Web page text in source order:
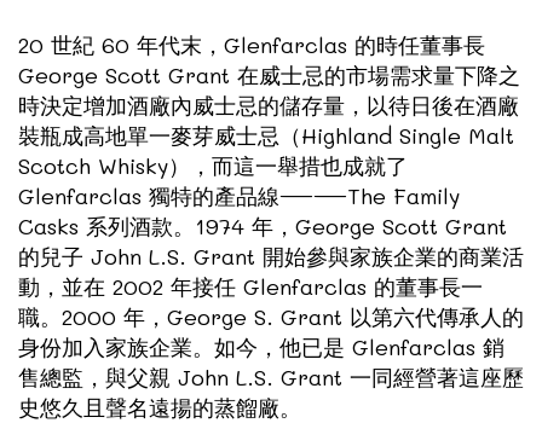
20 世紀 60 年代末，Glenfarclas 的時任董事長
George Scott Grant 在威士忌的市場需求量下降之
時決定增加酒廠內威士忌的儲存量，以待日後在酒廠
裝瓶成高地單一麥芽威士忌（Highland Single Malt
Scotch Whisky），而這一舉措也成就了
Glenfarclas 獨特的產品線——The Family
Casks 系列酒款。1974 年，George Scott Grant
的兒子 John L.S. Grant 開始參與家族企業的商業活
動，並在 2002 年接任 Glenfarclas 的董事長一
職。2000 年，George S. Grant 以第六代傳承人的
身份加入家族企業。如今，他已是 Glenfarclas 銷
售總監，與父親 John L.S. Grant 一同經營著這座歷
史悠久且聲名遠揚的蒸餾廠。